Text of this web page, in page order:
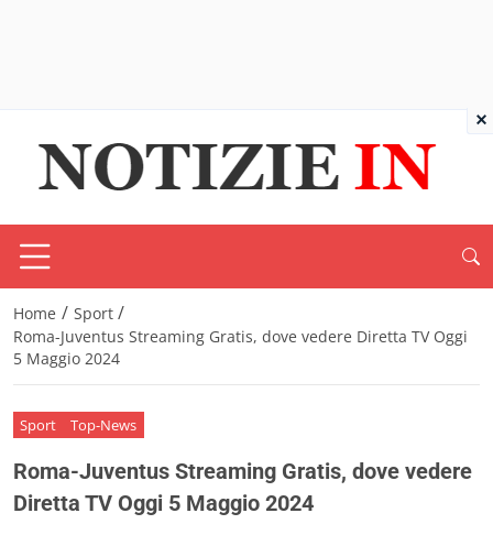
Home / Sport /
Roma-Juventus Streaming Gratis, dove vedere Diretta TV Oggi
5 Maggio 2024
Sport Top-News
Roma-Juventus Streaming Gratis, dove vedere
Diretta TV Oggi 5 Maggio 2024
×